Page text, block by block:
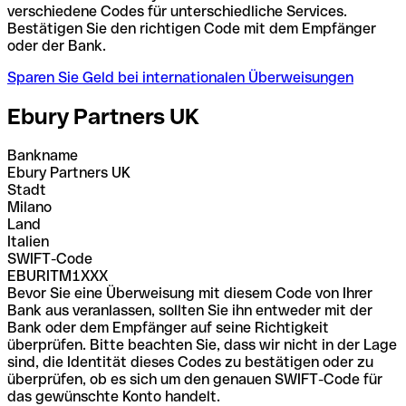
verschiedene Codes für unterschiedliche Services.
Bestätigen Sie den richtigen Code mit dem Empfänger
oder der Bank.
Sparen Sie Geld bei internationalen Überweisungen
Ebury Partners UK
Bankname
Ebury Partners UK
Stadt
Milano
Land
Italien
SWIFT-Code
EBURITM1XXX
Bevor Sie eine Überweisung mit diesem Code von Ihrer
Bank aus veranlassen, sollten Sie ihn entweder mit der
Bank oder dem Empfänger auf seine Richtigkeit
überprüfen. Bitte beachten Sie, dass wir nicht in der Lage
sind, die Identität dieses Codes zu bestätigen oder zu
überprüfen, ob es sich um den genauen SWIFT-Code für
das gewünschte Konto handelt.